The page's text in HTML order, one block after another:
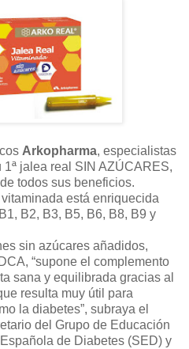
Arkopharma, especialistas
1ª jalea real SIN AZÚCARES,
todos sus beneficios.
está enriquecida
B2, B3, B5, B6, B8, B9 y
sin azúcares añadidos,
“supone el complemento
sana y equilibrada gracias al
resulta muy útil para
la diabetes”, subraya el
del Grupo de Educación
de Diabetes (SED) y